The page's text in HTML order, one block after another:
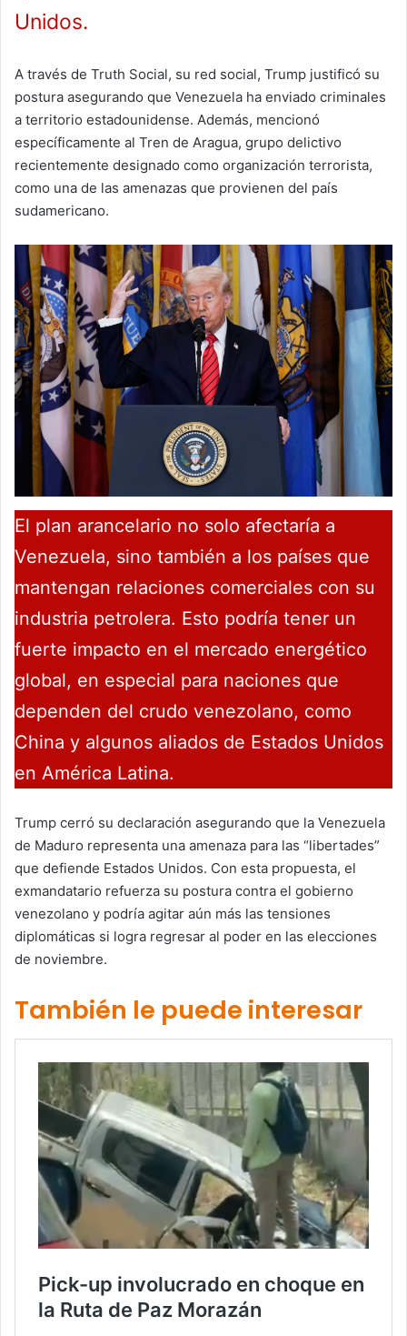
Unidos.
A través de Truth Social, su red social, Trump justificó su
postura asegurando que Venezuela ha enviado criminales
a territorio estadounidense. Además, mencionó
específicamente al Tren de Aragua, grupo delictivo
recientemente designado como organización terrorista,
como una de las amenazas que provienen del país
sudamericano.
El plan arancelario no solo afectaría a
Venezuela, sino también a los países que
mantengan relaciones comerciales con su
industria petrolera. Esto podría tener un
fuerte impacto en el mercado energético
global, en especial para naciones que
dependen del crudo venezolano, como
China y algunos aliados de Estados Unidos
en América Latina.
Trump cerró su declaración asegurando que la Venezuela
de Maduro representa una amenaza para las “libertades”
que defiende Estados Unidos. Con esta propuesta, el
exmandatario refuerza su postura contra el gobierno
venezolano y podría agitar aún más las tensiones
diplomáticas si logra regresar al poder en las elecciones
de noviembre.
También le puede interesar